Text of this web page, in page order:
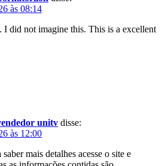
às 08:14
did not imagine this. This is a excellent
unitv disse:
às 12:00
mais detalhes acesse o site e